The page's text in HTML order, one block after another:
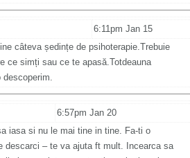
6:11pm Jan 15
câteva ședințe de psihoterapie.Trebuie
ce simți sau ce te apasă.Totdeauna
6:57pm Jan 20
iasa si nu le mai tine in tine. Fa-ti o
descarci – te va ajuta ft mult. Incearca sa